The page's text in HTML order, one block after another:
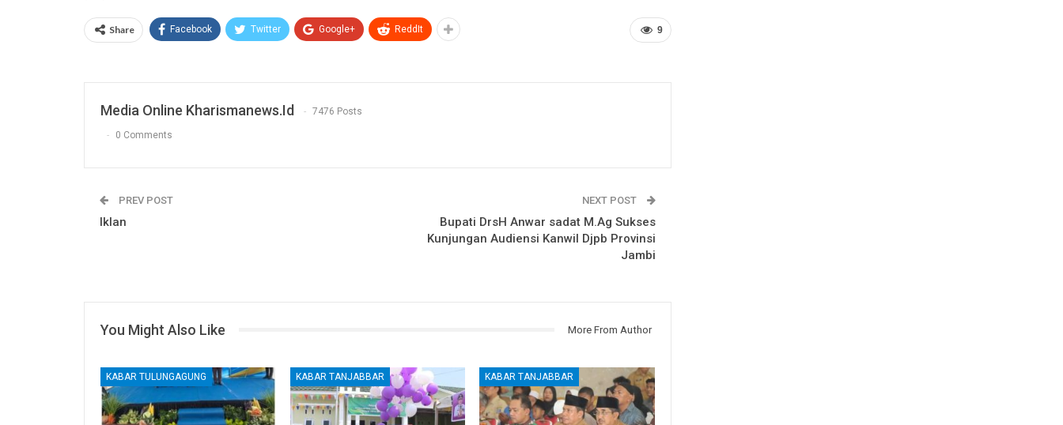
9
Share Facebook Twitter Google+ ReddIt
Media Online Kharismanews.id 7476 Posts
0 Comments
PREV POST
Iklan
NEXT POST
Bupati DrsH Anwar sadat M.Ag Sukses
Kunjungan Audiensi Kanwil Djpb Provinsi
Jambi
You Might Also Like More From Author
KABAR TULUNGAGUNG KABAR TANJABBAR KABAR TANJABBAR